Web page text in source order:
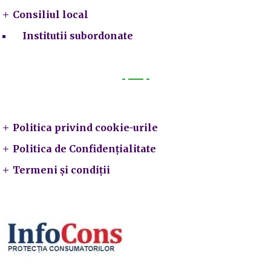
Consiliul local
Institutii subordonate
Politica privind cookie-urile
Politica de Confidențialitate
Termeni și condiții